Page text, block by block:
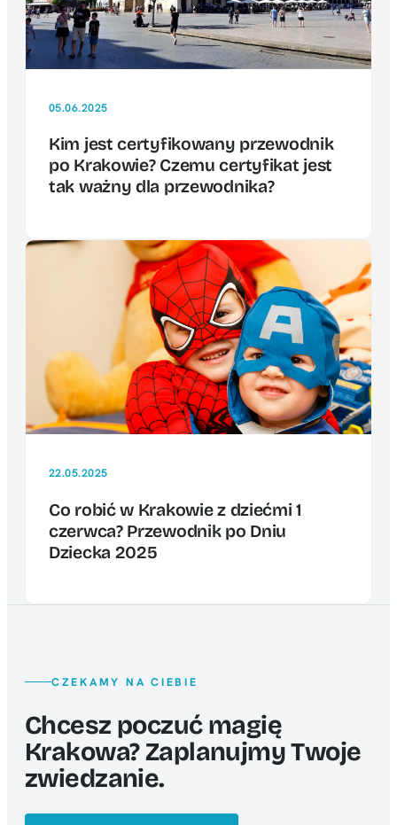
05.06.2025
Kim jest certyfikowany przewodnik
po Krakowie? Czemu certyfikat jest
tak ważny dla przewodnika?
22.05.2025
Co robić w Krakowie z dziećmi 1
czerwca? Przewodnik po Dniu
Dziecka 2025
CZEKAMY NA CIEBIE
Chcesz poczuć magię
Krakowa? Zaplanujmy Twoje
zwiedzanie.